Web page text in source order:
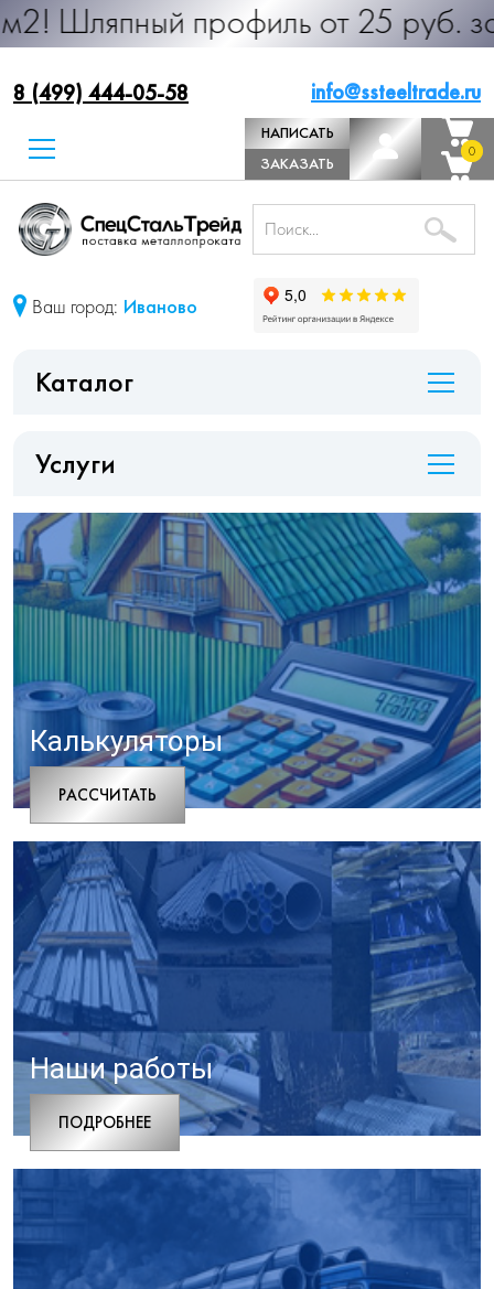
профиль от 25 руб. за м.п.
8 (499) 444-05-58 info@ssteeltrade.ru
НАПИСАТЬ
ДИРЕКТОРУ
ЗАКАЗАТЬ
ЗВОНОК
0
0
Ваш город: Иваново
Каталог
Услуги
Калькуляторы
РАCСЧИТАТЬ
Наши работы
ПОДРОБНЕЕ